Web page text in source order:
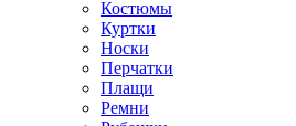
Костюмы
Куртки
Носки
Перчатки
Плащи
Ремни